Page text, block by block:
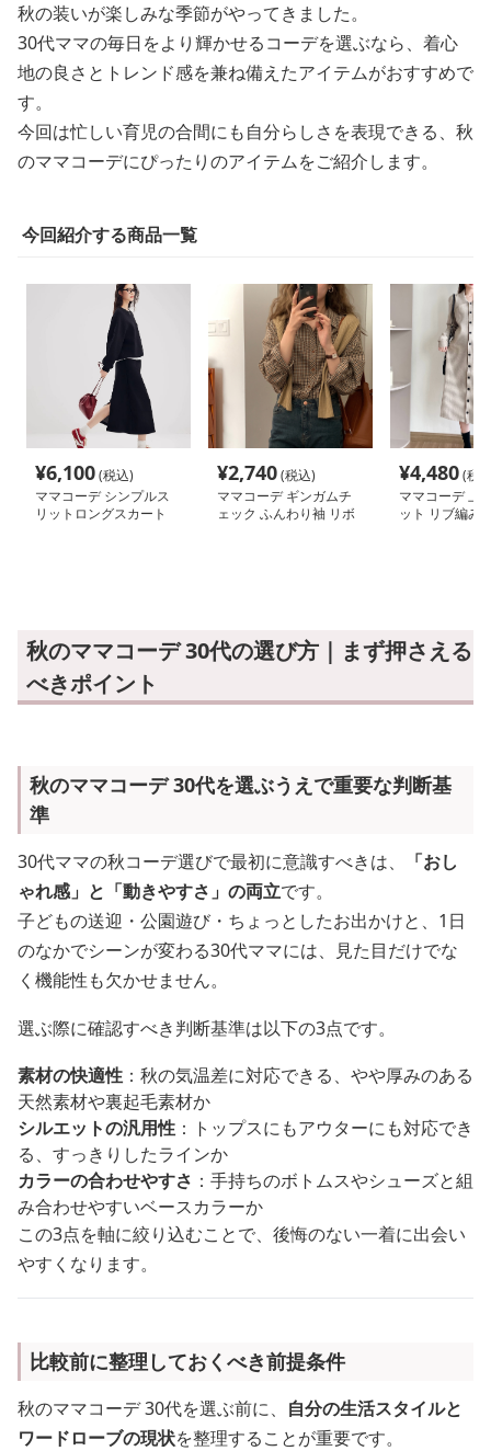
秋の装いが楽しみな季節がやってきました。
30代ママの毎日をより輝かせるコーデを選ぶなら、着心
地の良さとトレンド感を兼ね備えたアイテムがおすすめで
す。
今回は忙しい育児の合間にも自分らしさを表現できる、秋
のママコーデにぴったりのアイテムをご紹介します。
今回紹介する商品一覧
¥6,100(税込)
ママコーデ シンプルス
リットロングスカート
¥2,740(税込)
ママコーデ ギンガムチ
ェック ふんわり袖 リボ
¥4,480(税
ママコーデ 上
ット リブ編み
秋のママコーデ 30代の選び方｜まず押さえる
べきポイント
秋のママコーデ 30代を選ぶうえで重要な判断基
準
30代ママの秋コーデ選びで最初に意識すべきは、
「おし
ゃれ感」と「動きやすさ」の両立です。
子どもの送迎・公園遊び・ちょっとしたお出かけと、1日
のなかでシーンが変わる30代ママには、見た目だけでな
く機能性も欠かせません。
選ぶ際に確認すべき判断基準は以下の3点です。
素材の快適性 ：秋の気温差に対応できる、やや厚みのある
天然素材や裏起毛素材か
シルエットの汎用性 ：トップスにもアウターにも対応でき
る、すっきりしたラインか
カラーの合わせやすさ ：手持ちのボトムスやシューズと組
み合わせやすいベースカラーか
この3点を軸に絞り込むことで、後悔のない一着に出会い
やすくなります。
比較前に整理しておくべき前提条件
秋のママコーデ 30代を選ぶ前に、 自分の生活スタイルと
ワードローブの現状を整理することが重要です。